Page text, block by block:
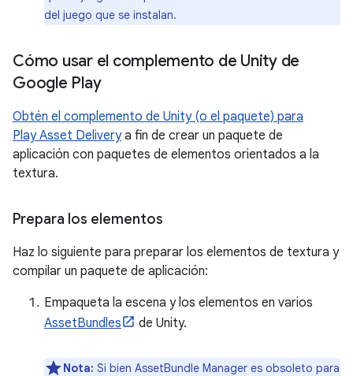
del juego que se instalan.
Cómo usar el complemento de Unity de
Google Play
Obtén el complemento de Unity (o el paquete) para
Play Asset Deliverya fin de crear un paquete de
aplicación con paquetes de elementos orientados a la
textura.
Prepara los elementos
Haz lo siguiente para preparar los elementos de textura y
compilar un paquete de aplicación:
Empaqueta la escena y los elementos en varios
AssetBundles
de Unity.
Nota: Si bien AssetBundle Manager es obsoleto para